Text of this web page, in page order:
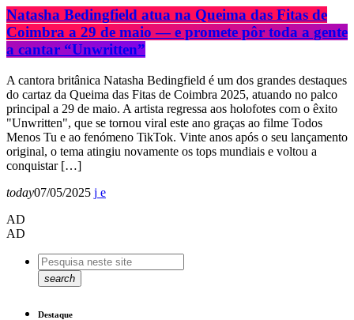
Natasha Bedingfield atua na Queima das Fitas de
Coimbra a 29 de maio — e promete pôr toda a gente
a cantar “Unwritten”
A cantora britânica Natasha Bedingfield é um dos grandes destaques
do cartaz da Queima das Fitas de Coimbra 2025, atuando no palco
principal a 29 de maio. A artista regressa aos holofotes com o êxito
"Unwritten", que se tornou viral este ano graças ao filme Todos
Menos Tu e ao fenómeno TikTok. Vinte anos após o seu lançamento
original, o tema atingiu novamente os tops mundiais e voltou a
conquistar […]
today07/05/2025
AD
AD
search
Destaque